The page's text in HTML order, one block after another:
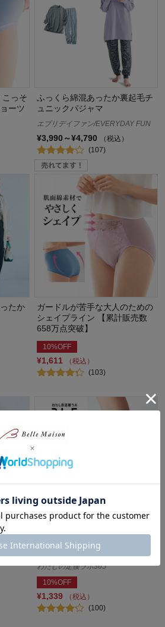
っそ
ーツ
ふっくら綿混あったか裏起毛チ
ュニックパジャマ
エブリデイファン/EVERYDAY FUN
¥3,990～¥4,790
（税込）
(107)
たか
ガードルが苦手な大人のための
シェイプライン 【累計販売数
658万点突破】
10%OFF
¥1,611
（税込）
(103)
チュ
ャラ
製】 【累計販売数4.1万点突
破】
わたしの足腰ラボ365
10%OFF
¥1,339
（税込）
(100)